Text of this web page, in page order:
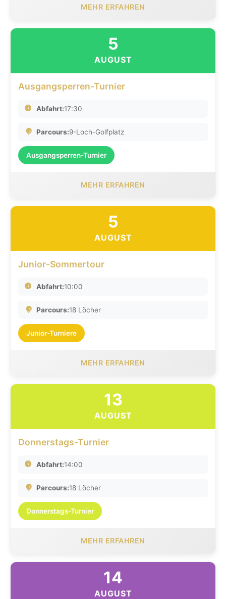
MEHR ERFAHREN
5
AUGUST
Ausgangsperren-Turnier
Abfahrt:17:30
Parcours:9-Loch-Golfplatz
Ausgangsperren-Turnier
MEHR ERFAHREN
5
AUGUST
Junior-Sommertour
Abfahrt:10:00
Parcours:18 Löcher
Junior-Turniere
MEHR ERFAHREN
13
AUGUST
Donnerstags-Turnier
Abfahrt:14:00
Parcours:18 Löcher
Donnerstags-Turnier
MEHR ERFAHREN
14
AUGUST